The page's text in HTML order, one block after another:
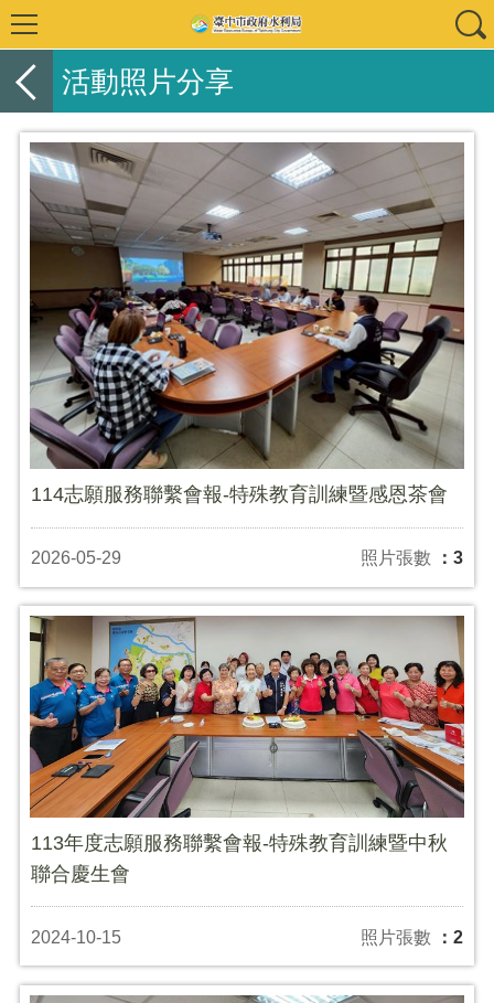
活動照片分享
114志願服務聯繫會報-特殊教育訓練暨感恩茶會
2026-05-29 照片張數 ：3
113年度志願服務聯繫會報-特殊教育訓練暨中秋
聯合慶生會
2024-10-15 照片張數 ：2